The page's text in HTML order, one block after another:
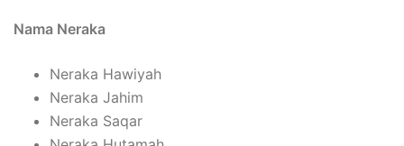
Nama Neraka
Neraka Hawiyah
Neraka Jahim
Neraka Saqar